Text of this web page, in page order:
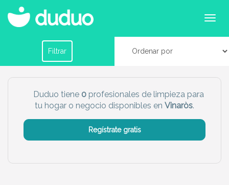
negocio en Vinaròs
Filtrar
Filtrar por horario
Chico Chica
Más servicio del dudú
Duduo tiene 0profesionales de limpieza para
tu hogar o negocio disponibles en Vinaròs.
Regístrate gratis